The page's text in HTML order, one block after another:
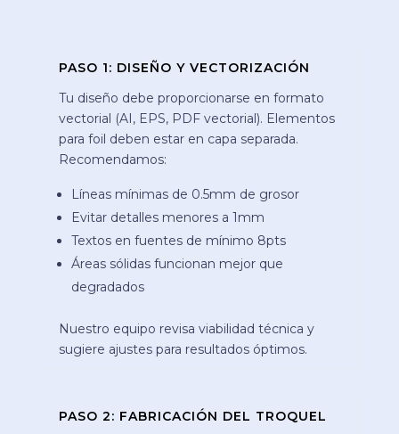
PASO 1: DISEÑO Y VECTORIZACIÓN
Tu diseño debe proporcionarse en formato
vectorial (AI, EPS, PDF vectorial). Elementos
para foil deben estar en capa separada.
Recomendamos:
Líneas mínimas de 0.5mm de grosor
Evitar detalles menores a 1mm
Textos en fuentes de mínimo 8pts
Áreas sólidas funcionan mejor que
degradados
Nuestro equipo revisa viabilidad técnica y
sugiere ajustes para resultados óptimos.
PASO 2: FABRICACIÓN DEL TROQUEL